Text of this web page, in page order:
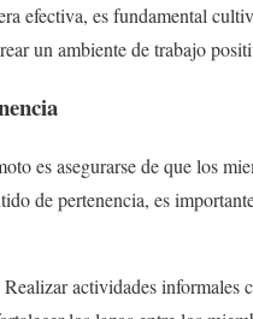
efectiva, es fundamental
un ambiente de trabajo
es asegurarse de que los
de pertenencia, es
Realizar actividades informales